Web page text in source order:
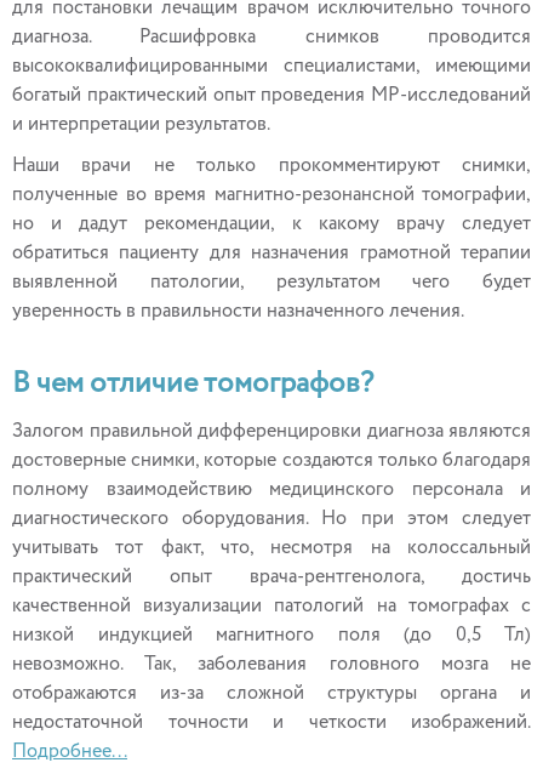
для постановки лечащим врачом исключительно точного
диагноза. Расшифровка снимков проводится
высококвалифицированными специалистами, имеющими
богатый практический опыт проведения МР-исследований
и интерпретации результатов.
Наши врачи не только прокомментируют снимки,
полученные во время магнитно-резонансной томографии,
но и дадут рекомендации, к какому врачу следует
обратиться пациенту для назначения грамотной терапии
выявленной патологии, результатом чего будет
уверенность в правильности назначенного лечения.
В чем отличие томографов?
Залогом правильной дифференцировки диагноза являются
достоверные снимки, которые создаются только благодаря
полному взаимодействию медицинского персонала и
диагностического оборудования. Но при этом следует
учитывать тот факт, что, несмотря на колоссальный
практический опыт врача-рентгенолога, достичь
качественной визуализации патологий на томографах с
низкой индукцией магнитного поля (до 0,5 Тл)
невозможно. Так, заболевания головного мозга не
отображаются из-за сложной структуры органа и
недостаточной точности и четкости изображений.
Подробнее...